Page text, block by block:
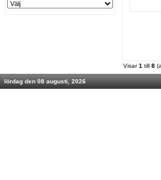
Visar1 till 8
lördag den 08 augusti, 2026